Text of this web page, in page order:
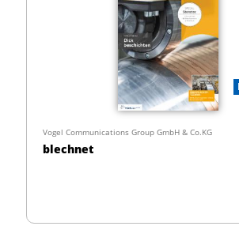
Vogel Communications Group GmbH & Co.KG
blechnet